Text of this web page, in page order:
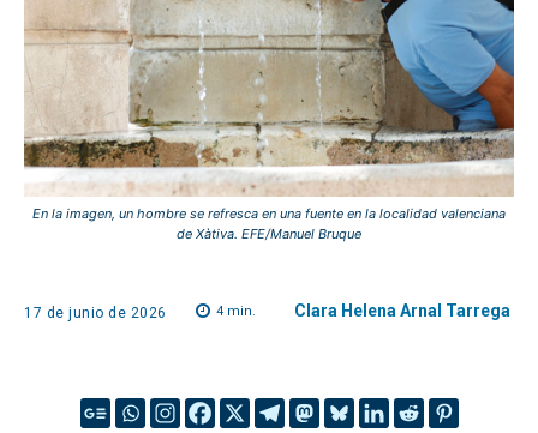
En la imagen, un hombre se refresca en una fuente en la localidad valenciana
de Xàtiva. EFE/Manuel Bruque
17 de junio de 2026 4min. Clara Helena Arnal Tarrega